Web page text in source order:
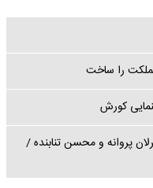
را ساخت
کورش
پروانه و محسن تنابنده /